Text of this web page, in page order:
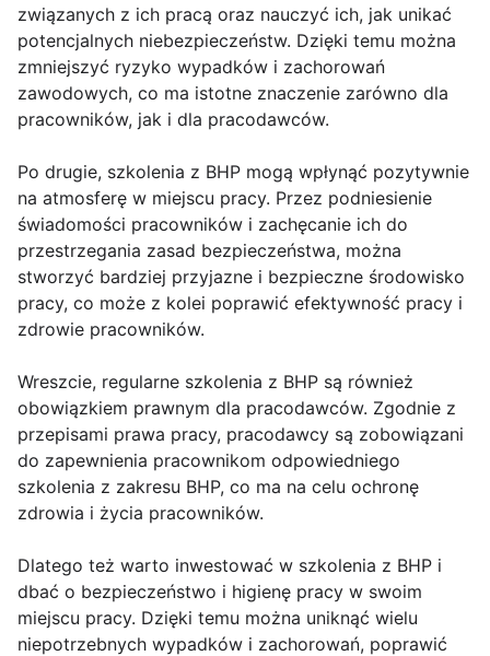
związanych z ich pracą oraz nauczyć ich, jak unikać
potencjalnych niebezpieczeństw. Dzięki temu można
zmniejszyć ryzyko wypadków i zachorowań
zawodowych, co ma istotne znaczenie zarówno dla
pracowników, jak i dla pracodawców.
Po drugie, szkolenia z BHP mogą wpłynąć pozytywnie
na atmosferę w miejscu pracy. Przez podniesienie
świadomości pracowników i zachęcanie ich do
przestrzegania zasad bezpieczeństwa, można
stworzyć bardziej przyjazne i bezpieczne środowisko
pracy, co może z kolei poprawić efektywność pracy i
zdrowie pracowników.
Wreszcie, regularne szkolenia z BHP są również
obowiązkiem prawnym dla pracodawców. Zgodnie z
przepisami prawa pracy, pracodawcy są zobowiązani
do zapewnienia pracownikom odpowiedniego
szkolenia z zakresu BHP, co ma na celu ochronę
zdrowia i życia pracowników.
Dlatego też warto inwestować w szkolenia z BHP i
dbać o bezpieczeństwo i higienę pracy w swoim
miejscu pracy. Dzięki temu można uniknąć wielu
niepotrzebnych wypadków i zachorowań, poprawić